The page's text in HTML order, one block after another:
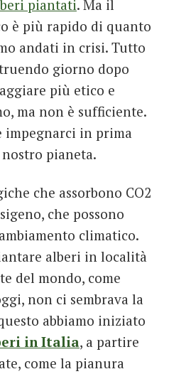
piantati. Ma il
è più rapido di quanto
andati in crisi. Tutto
giorno dopo
più etico e
ma non è sufficiente.
impegnarci in prima
pianeta.
che assorbono CO2
che possono
climatico.
alberi in località
del mondo, come
non ci sembrava la
abbiamo iniziato
in Italia, a partire
come la pianura